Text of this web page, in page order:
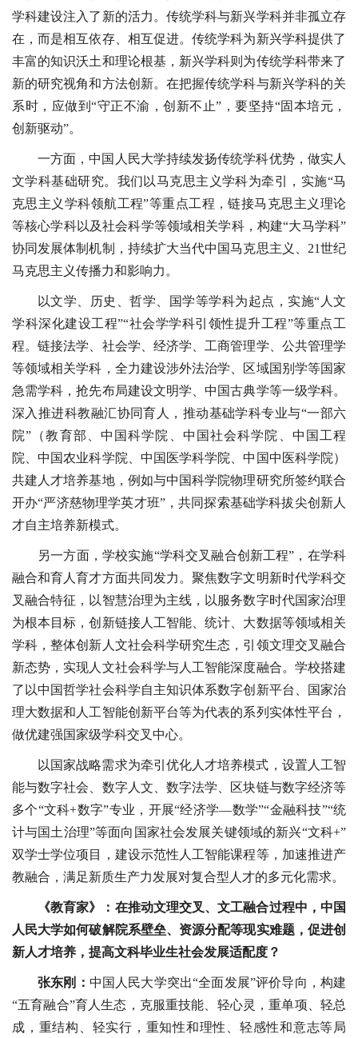
学科建设注入了新的活力。传统学科与新兴学科并非孤立存
在，而是相互依存、相互促进。传统学科为新兴学科提供了
丰富的知识沃土和理论根基，新兴学科则为传统学科带来了
新的研究视角和方法创新。在把握传统学科与新兴学科的关
系时，应做到“守正不渝，创新不止”，要坚持“固本培元，
创新驱动”。
一方面，中国人民大学持续发扬传统学科优势，做实人
文学科基础研究。我们以马克思主义学科为牵引，实施“马
克思主义学科领航工程”等重点工程，链接马克思主义理论
等核心学科以及社会科学等领域相关学科，构建“大马学科”
协同发展体制机制，持续扩大当代中国马克思主义、21世纪
马克思主义传播力和影响力。
以文学、历史、哲学、国学等学科为起点，实施“人文
学科深化建设工程”“社会学学科引领性提升工程”等重点工
程。链接法学、社会学、经济学、工商管理学、公共管理学
等领域相关学科，全力建设涉外法治学、区域国别学等国家
急需学科，抢先布局建设文明学、中国古典学等一级学科。
深入推进科教融汇协同育人，推动基础学科专业与“一部六
院”（教育部、中国科学院、中国社会科学院、中国工程
院、中国农业科学院、中国医学科学院、中国中医科学院）
共建人才培养基地，例如与中国科学院物理研究所签约联合
开办“严济慈物理学英才班”，共同探索基础学科拔尖创新人
才自主培养新模式。
另一方面，学校实施“学科交叉融合创新工程”，在学科
融合和育人育才方面共同发力。聚焦数字文明新时代学科交
叉融合特征，以智慧治理为主线，以服务数字时代国家治理
为根本目标，创新链接人工智能、统计、大数据等领域相关
学科，整体创新人文社会科学研究生态，引领文理交叉融合
新态势，实现人文社会科学与人工智能深度融合。学校搭建
了以中国哲学社会科学自主知识体系数字创新平台、国家治
理大数据和人工智能创新平台等为代表的系列实体性平台，
做优建强国家级学科交叉中心。
以国家战略需求为牵引优化人才培养模式，设置人工智
能与数字社会、数字人文、数字法学、区块链与数字经济等
多个“文科+数字”专业，开展“经济学—数学”“金融科技”“统
计与国土治理”等面向国家社会发展关键领域的新兴“文科+”
双学士学位项目，建设示范性人工智能课程等，加速推进产
教融合，满足新质生产力发展对复合型人才的多元化需求。
《教育家》：在推动文理交叉、文工融合过程中，中国
人民大学如何破解院系壁垒、资源分配等现实难题，促进创
新人才培养，提高文科毕业生社会发展适配度？
张东刚： 中国人民大学突出“全面发展”评价导向，构建
“五育融合”育人生态，克服重技能、轻心灵，重单项、轻总
成，重结构、轻实行，重知性和理性、轻感性和意志等局